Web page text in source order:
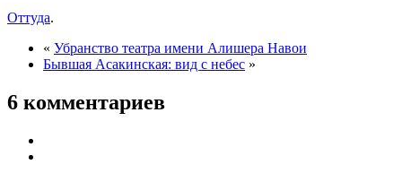
Оттуда.
« Убранство театра имени Алишера Навои
Бывшая Асакинская: вид с небес »
6 комментариев